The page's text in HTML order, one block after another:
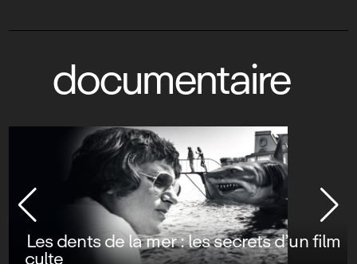
documentaire
Les dents de la mer : les secrets d’un film